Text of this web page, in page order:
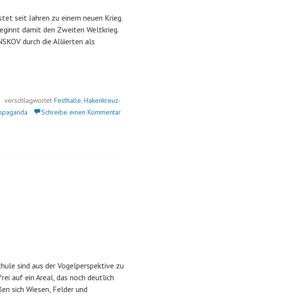
seit Jahren zu einem neuen Krieg.
damit den Zweiten Weltkrieg.
durch die Alliierten als
verschlagwortet Festhalle, Hakenkreuz-
Schreibe einen Kommentar
sind aus der Vogelperspektive zu
auf ein Areal, das noch deutlich
sich Wiesen, Felder und